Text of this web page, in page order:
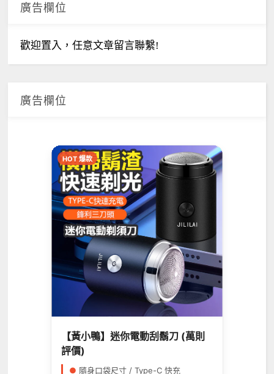
廣告欄位
歡迎置入，任意文章留言聯繫!
廣告欄位
HOT 爆款
【黃小鴨】迷你電動刮鬍刀 (萬則
評價)
● 隨身口袋尺寸 / Type-C 快充